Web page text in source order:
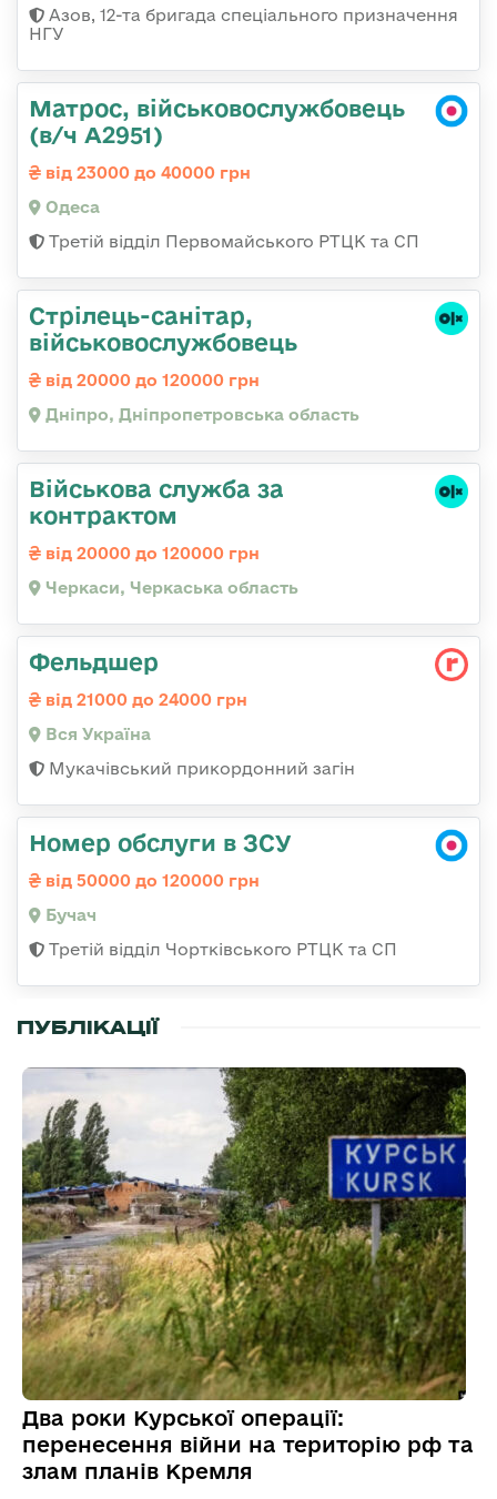
Азов, 12-та бригада спеціального призначення
НГУ
Матрос, військовослужбовець
(в/ч А2951)
від 23000 до 40000 грн
Одеса
Третій відділ Первомайського РТЦК та СП
Стрілець-санітар,
військовослужбовець
від 20000 до 120000 грн
Дніпро, Дніпропетровська область
Військова служба за
контрактом
від 20000 до 120000 грн
Черкаси, Черкаська область
Фельдшер
від 21000 до 24000 грн
Вся Україна
Мукачівський прикордонний загін
Номер обслуги в ЗСУ
від 50000 до 120000 грн
Бучач
Третій відділ Чортківського РТЦК та СП
ПУБЛІКАЦІЇ
Два роки Курської операції:
перенесення війни на територію рф та
злам планів Кремля